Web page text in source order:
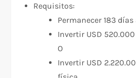
Requisitos:
Permanecer 183 días
Invertir USD
O
Invertir USD